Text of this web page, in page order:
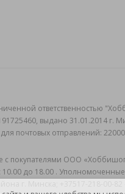
ответственностью
выдано 31.01.2014 г.
почтовых отправлений:
с покупателями ООО
до 18.00 .
г. Минска; +37517-218-00-